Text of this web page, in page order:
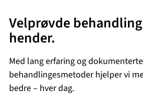
Velprøvde
hender.
Med lang erfaring og dokumenterte
behandlingesmetoder hjelper vi
bedre – hver dag.